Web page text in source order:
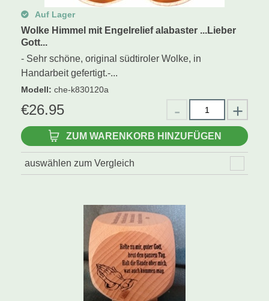
Auf Lager
Wolke Himmel mit Engelrelief alabaster ...Lieber
Gott...
- Sehr schöne, original südtiroler Wolke, in
Handarbeit gefertigt.-...
Modell: che-k830120a
€26.95
ZUM WARENKORB HINZUFÜGEN
auswählen zum Vergleich